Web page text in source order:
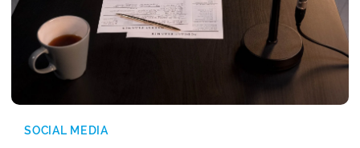
SOCIAL MEDIA